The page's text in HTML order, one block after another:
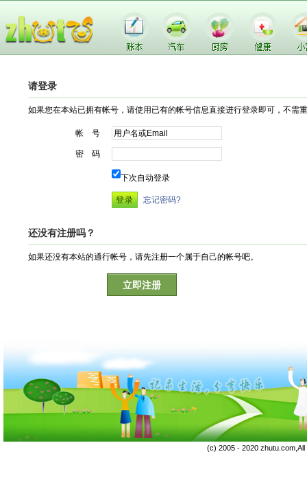
请登录
如果您在本站已拥有帐号，请使用已有的帐号信息直接进行登录即可，不需
帐 号
密 码
下次自动登录
忘记密码?
还没有注册吗？
如果还没有本站的通行帐号，请先注册一个属于自己的帐号吧。
立即注册
(c) 2005 - 2020